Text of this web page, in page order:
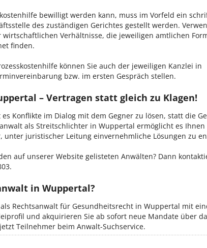
bewilligt werden kann, muss im Vorfeld ein
des zuständigen Gerichtes gestellt werden.
Verhältnisse, die jeweiligen amtlichen
finden.
können Sie auch der jeweiligen Kanzlei in
bzw. im ersten Gespräch stellen.
– Vertragen statt gleich zu Klagen!
es Konflikte im Dialog mit dem Gegner zu lösen, statt die
als Streitschlichter in Wuppertal ermöglicht es Ihnen
unter juristischer Leitung einvernehmliche Lösungen zu
auf unserer Website gelisteten Anwälten? Dann
in Wuppertal?
Rechtsanwalt für Gesundheitsrecht in Wuppertal mit
und akquirieren Sie ab sofort neue Mandate über
Teilnehmer beim Anwalt-Suchservice.